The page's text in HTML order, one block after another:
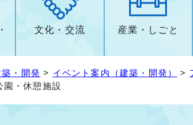
文化・交流 産業・しごと
築・開発 > イベント案内（建築・開発） >
・休憩施設